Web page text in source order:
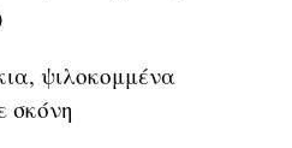
ψιλοκομμένα
σκόνη